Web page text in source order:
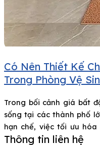
Có Nên Thiết Kế
Trong Phòng Vệ
Trong bối cảnh giá bất
sống tại các thành phố
hạn chế, việc tối ưu
thành nhu cầu cấp thiết.
Thông tin liên hệ